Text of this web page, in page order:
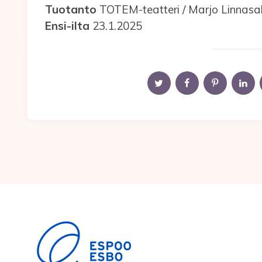
Tuotanto TOTEM-teatteri / Marjo
Ensi-ilta 23.1.2025